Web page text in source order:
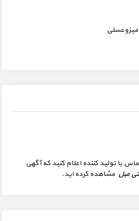
با تولید کننده اعلام کنید که آگهی
مبل مشاهده کرده اید.